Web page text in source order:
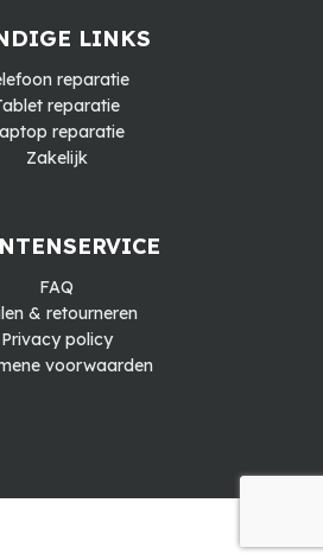
LINKS
reparatie
reparatie
reparatie
Zakelijk
FAQ
& retourneren
Privacy policy
voorwaarden